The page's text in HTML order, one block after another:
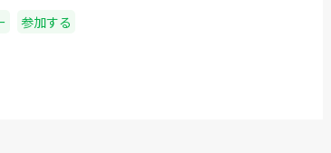
参加する